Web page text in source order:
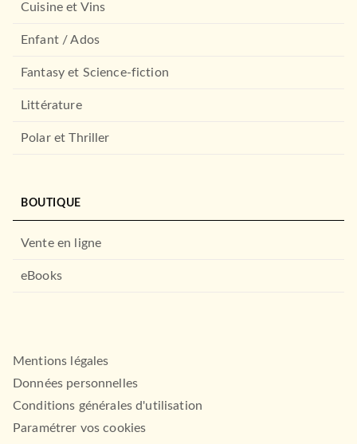
The Reckless Hounds T1 -
Harmony Valwood
Throttled : Dirty Air - Tome 1
(édition fran…
18/09/2024
BMR
Cuisine et Vins
Enfant / Ados
Fantasy et Science-fiction
Littérature
Polar et Thriller
BOUTIQUE
Vente en ligne
eBooks
Mentions légales
Données personnelles
Conditions générales d'utilisation
Paramétrer vos cookies